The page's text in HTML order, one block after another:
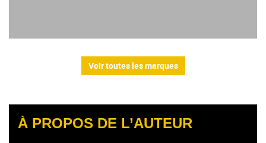
Voir toutes les marques
À PROPOS DE L’AUTEUR